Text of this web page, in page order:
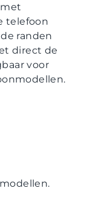
telefoon
randen
direct de
voor